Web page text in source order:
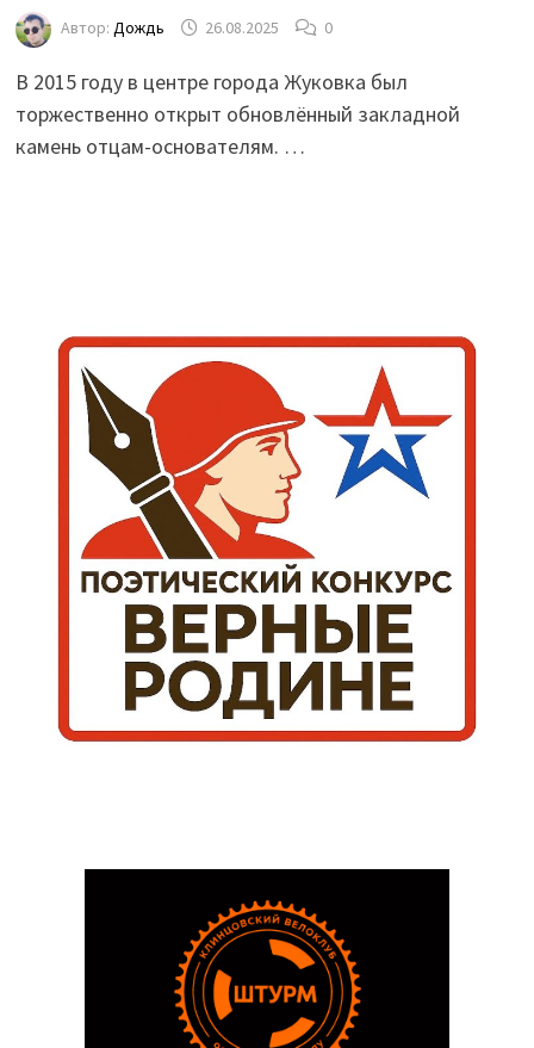
Автор: Дождь 26.08.2025 0
В 2015 году в центре города Жуковка был
торжественно открыт обновлённый закладной
камень отцам-основателям. …